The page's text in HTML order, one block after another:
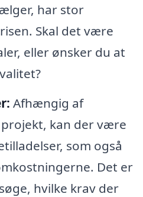
har stor
Skal det være
eller ønsker du at
Afhængig af
kan der være
som også
Det er
hvilke krav der